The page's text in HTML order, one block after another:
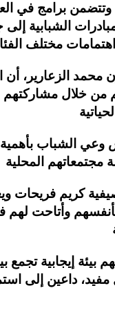
وتتضمن برامج في
الشبابية
الزعارير،
من خلال
الشباب بأهمية
كريم فريحات
وأتاحت
بيئة إيجابية
داعين إلى